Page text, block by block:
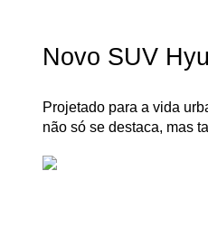
Novo SUV
Projetado para a vida
não só se destaca, mas